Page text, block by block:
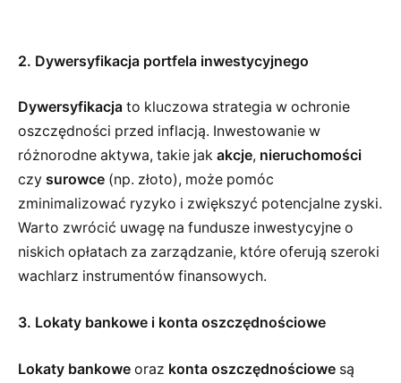
2. Dywersyfikacja portfela inwestycyjnego
Dywersyfikacja to kluczowa strategia w ochronie
oszczędności przed inflacją. Inwestowanie w
różnorodne aktywa, takie jak akcje, nieruchomości
czy surowce (np. złoto), może pomóc
zminimalizować ryzyko i zwiększyć potencjalne zyski.
Warto zwrócić uwagę na fundusze inwestycyjne o
niskich opłatach za zarządzanie, które oferują szeroki
wachlarz instrumentów finansowych.
3. Lokaty bankowe i konta oszczędnościowe
Lokaty bankowe oraz konta oszczędnościowe są